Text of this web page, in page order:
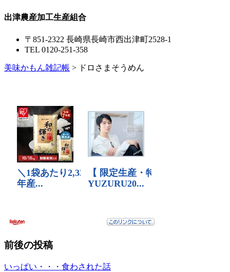
出津農産加工生産組合
〒851-2322 長崎県長崎市西出津町2528-1
TEL 0120-251-358
美味かもん雑記帳 > ドロさまそうめん
前後の投稿
いっぱい・・・食わされた話